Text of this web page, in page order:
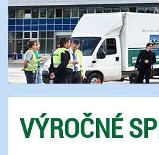
VÝROČNÉ